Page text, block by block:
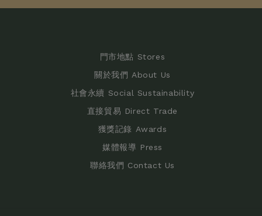
門市地點 Stores
關於我們 About Us
社會永續 Social Sustainability
直接貿易 Direct Trade
獲獎記錄 Awards
媒體報導 Press
聯絡我們 Contact Us